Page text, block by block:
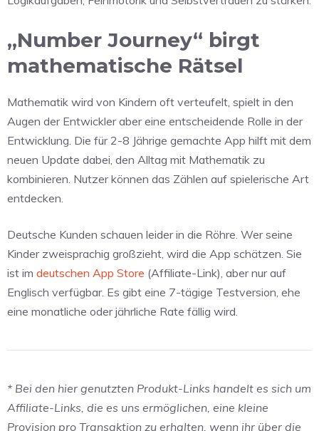
„Number Journey“ birgt
mathematische Rätsel
Mathematik wird von Kindern oft verteufelt, spielt in den
Augen der Entwickler aber eine entscheidende Rolle in der
Entwicklung. Die für 2-8 Jährige gemachte App hilft mit dem
neuen Update dabei, den Alltag mit Mathematik zu
kombinieren. Nutzer können das Zählen auf spielerische Art
entdecken.
Deutsche Kunden schauen leider in die Röhre. Wer seine
Kinder zweisprachig großzieht, wird die App schätzen. Sie
ist im deutschen App Store (Affiliate-Link), aber nur auf
Englisch verfügbar. Es gibt eine 7-tägige Testversion, ehe
eine monatliche oder jährliche Rate fällig wird.
* Bei den hier genutzten Produkt-Links handelt es sich um
Affiliate-Links, die es uns ermöglichen, eine kleine
Provision pro Transaktion zu erhalten, wenn ihr über die